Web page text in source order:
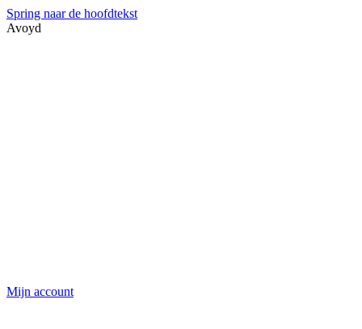
Spring naar de hoofdtekst
Avoyd
Mijn account